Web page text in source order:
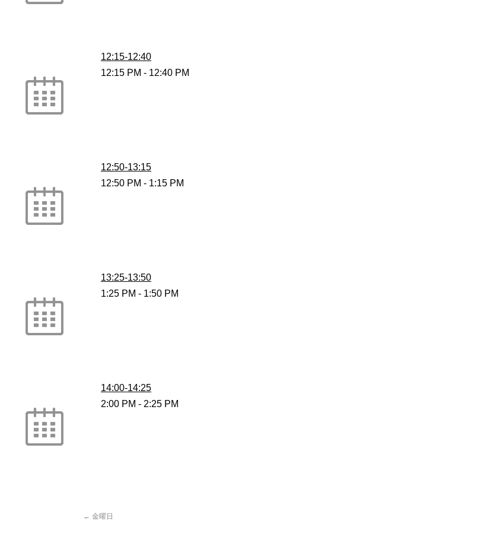
12:15-12:40
12:15 PM - 12:40 PM
12:50-13:15
12:50 PM - 1:15 PM
13:25-13:50
1:25 PM - 1:50 PM
14:00-14:25
2:00 PM - 2:25 PM
← 金曜日